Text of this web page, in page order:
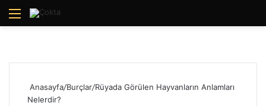
Menü
Anasayfa/Burçlar/Rüyada Görülen Hayvanların Anlamları
Nelerdir?